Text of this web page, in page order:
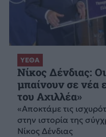
ΥΕΘΑ
Νίκος Δένδιας:
μπαίνουν σε νέα
του Αχιλλέα»
«Αποκτάμε τις
στην ιστορία της
Νίκος Δένδιας